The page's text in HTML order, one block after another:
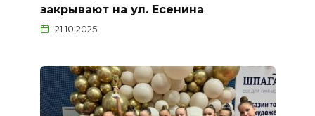
закрывают на ул. Есенина
21.10.2025